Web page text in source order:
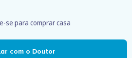
se para comprar casa
com o Doutor